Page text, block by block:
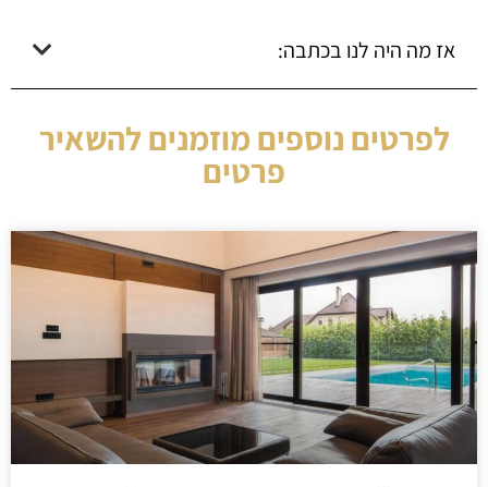
אז מה היה לנו בכתבה:
לפרטים נוספים מוזמנים להשאיר
פרטים